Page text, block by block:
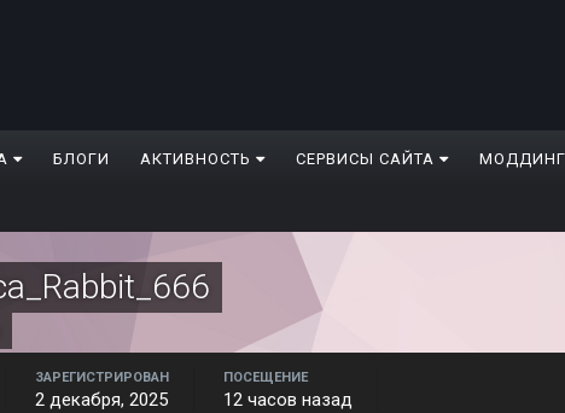
БЛОГИ АКТИВНОСТЬ СЕРВИСЫ САЙТА МОДДИНГ
ЗАРЕГИСТРИРОВАН
2 декабря, 2025
ПОСЕЩЕНИЕ
12 часов назад